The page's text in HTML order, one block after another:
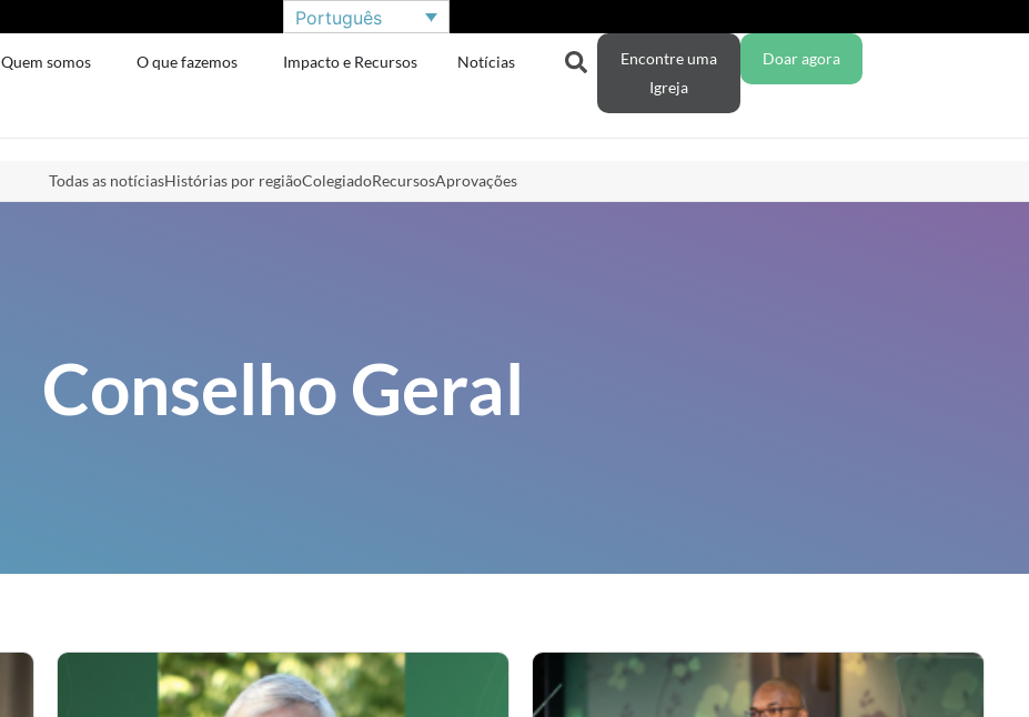
Português
Quem somos O que fazemos Impacto e Recursos Notícias
Encontre uma
Igreja
Doar agora
Todas as notíciasHistórias por regiãoColegiadoRecursosAprovações
Conselho Geral